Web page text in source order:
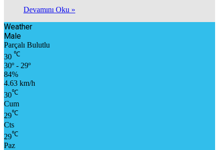
Devamını Oku »
Weather
Male
Parçalı Bulutlu
30 ℃
30º - 29º
84%
4.63 km/h
30℃
Cum
29℃
Cts
29℃
Paz